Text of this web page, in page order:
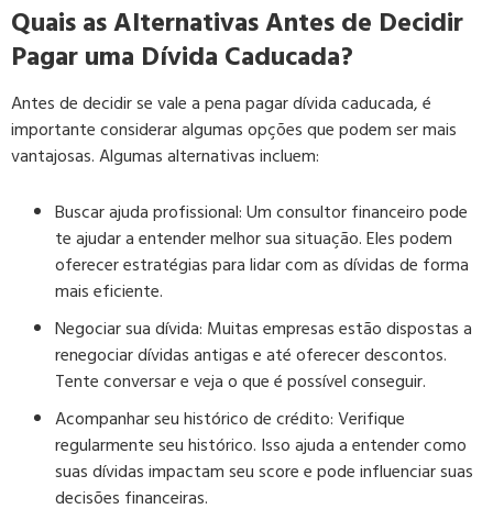
Quais as Alternativas Antes de Decidir
Pagar uma Dívida Caducada?
Antes de decidir se vale a pena pagar dívida caducada, é
importante considerar algumas opções que podem ser mais
vantajosas. Algumas alternativas incluem:
Buscar ajuda profissional: Um consultor financeiro pode
te ajudar a entender melhor sua situação. Eles podem
oferecer estratégias para lidar com as dívidas de forma
mais eficiente.
Negociar sua dívida: Muitas empresas estão dispostas a
renegociar dívidas antigas e até oferecer descontos.
Tente conversar e veja o que é possível conseguir.
Acompanhar seu histórico de crédito: Verifique
regularmente seu histórico. Isso ajuda a entender como
suas dívidas impactam seu score e pode influenciar suas
decisões financeiras.